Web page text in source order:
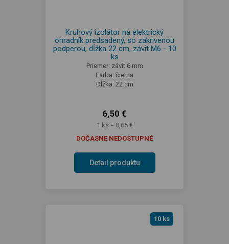
Kruhový izolátor na elektrický
ohradník predsadený, so zakrivenou
podperou, dĺžka 22 cm, závit M6 - 10
ks
Priemer: závit 6 mm
Farba: čierna
Dĺžka: 22 cm
6,50 €
1 ks = 0,65 €
DOČASNE NEDOSTUPNÉ
Detail produktu
10 ks